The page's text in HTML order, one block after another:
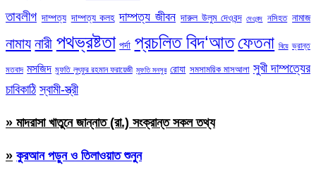
তাবলীগ দাম্পত্য দাম্পত্য কলহ দাম্পত্য জীবন দারুল উলুম দেওবন্দ দেওবন্দ নসিহত নামাজ
নামায নারী পথভ্রষ্টতা পর্দা প্রচলিত বিদ‘আত ফেতনা বিয়ে ভ্রান্ত
মতবাদ মসজিদ মুফতি লুৎফুর রহমান ফরায়েজী মুফতি মনসুর রোযা সমসাময়িক মাসআলা সুখী দাম্পত্যের
চাবিকাঠি স্বামী-স্ত্রী
» মাদরাসা খাতুনে জান্নাত (রা.) সংক্রান্ত সকল তথ্য
» কুরআন পড়ুন ও তিলাওয়াত শুনুন